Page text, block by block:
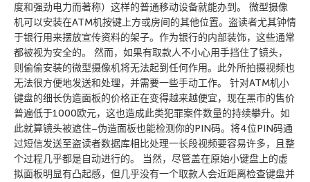
度和强劲电力而著称）这样的普通移动设备就能办到。 微型摄像
机可以安装在ATM机按键上方或房间的其他位置。盗读者尤其钟情
于银行用来摆放宣传资料的架子。作为银行的内部装饰，这些通常
都被视为安全的。 然而，如果有取款人不小心用手挡住了镜头，
则偷偷安装的微型摄像机将无法起到任何作用。此外所拍摄视频也
无法很方便地发送和处理，并需要一些手动工作。 针对ATM机小
键盘的细长伪造面板的价格正在变得越来越便宜，现在黑市的售价
普遍低于1000欧元，这也造成此类犯罪案件数量的持续攀升。如
此就算镜头被遮住–伪造面板也能检测你的PIN码。将4位PIN码通
过短信发送至盗读者数据库相比处理一长段视频要容易许多，且整
个过程几乎都是自动进行的。 当然，尽管盖在原始小键盘上的虚
拟面板明显有凸起感，但几乎没有一个取款人会近距离检查键盘并